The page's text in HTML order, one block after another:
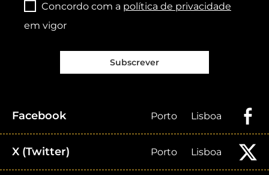
Concordo com a política de privacidade
em vigor
Subscrever
Facebook Porto Lisboa
X (Twitter) Porto Lisboa